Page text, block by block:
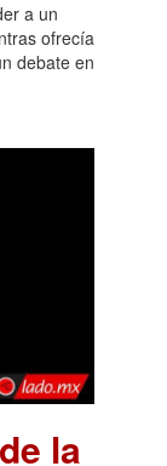
a un
ofrecía
debate en
la